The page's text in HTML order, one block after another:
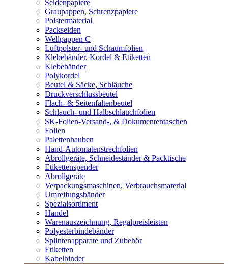
Seidenpapiere
Graupappen, Schrenzpapiere
Polstermaterial
Packseiden
Wellpappen C
Luftpolster- und Schaumfolien
Klebebänder, Kordel & Etiketten
Klebebänder
Polykordel
Beutel & Säcke, Schläuche
Druckverschlussbeutel
Flach- & Seitenfaltenbeutel
Schlauch- und Halbschlauchfolien
SK-Folien-Versand-, & Dokumententaschen
Folien
Palettenhauben
Hand-Automatenstrechfolien
Abrollgeräte, Schneideständer & Packtische
Etikettenspender
Abrollgeräte
Verpackungsmaschinen, Verbrauchsmaterial
Umreifungsbänder
Spezialsortiment
Handel
Warenauszeichnung, Regalpreisleisten
Polyesterbindebänder
Splintenapparate und Zubehör
Etiketten
Kabelbinder